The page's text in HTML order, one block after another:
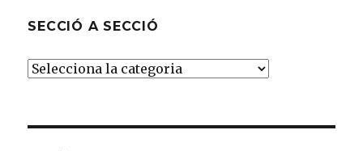
SECCIÓ A SECCIÓ
SECCIÓ